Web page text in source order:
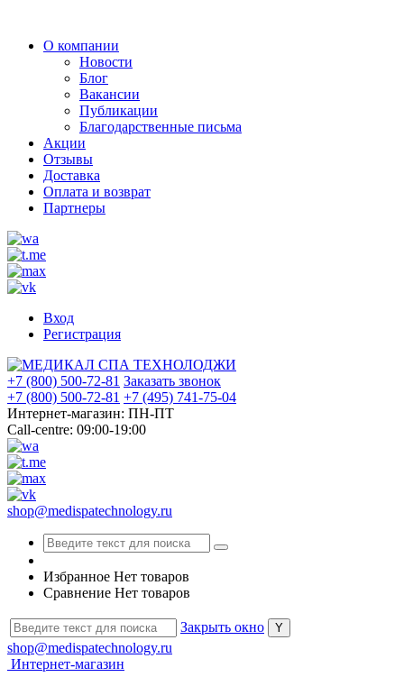
О компании
Новости
Блог
Вакансии
Публикации
Благодарственные письма
Акции
Отзывы
Доставка
Оплата и возврат
Партнеры
Вход
Регистрация
+7 (800) 500-72-81 Заказать звонок
+7 (800) 500-72-81 +7 (495) 741-75-04
Интернет-магазин: ПН-ПТ
Call-centre: 09:00-19:00
shop@medispatechnology.ru
Избранное Нет товаров
Сравнение Нет товаров
Закрыть окно
shop@medispatechnology.ru
Интернет-магазин